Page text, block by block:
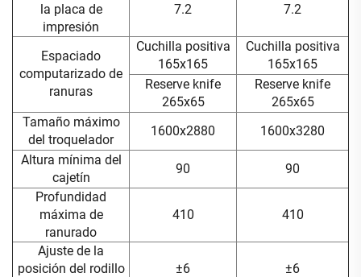
la placa de
impresión
7.2 7.2
Espaciado
computarizado de
ranuras
Cuchilla positiva
165x165
Cuchilla positiva
165x165
Reserve knife
265x65
Reserve knife
265x65
Tamaño máximo
del troquelador
1600x2880
1600x3280
Altura mínima del
cajetín
90
90
Profundidad
máxima de
ranurado
410 410
Ajuste de la
posición del rodillo
±6 ±6